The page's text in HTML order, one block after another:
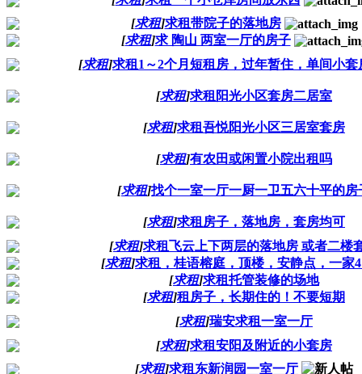
[求租]求租带院子的落地房
[求租]求 陶山 两室一厅的房子
[求租]求租1～2个月短租房，过年暂住，单间小套
[求租]求租阳光小区套房二居室
[求租]求租吾悦阳光小区三居室套房
[求租]有农田或闲置小院出租吗
[求租]找个一室一厅一厨一卫五六十平的房
[求租]求租房子，落地房，套房均可
[求租]求租飞云上下两层的落地房 或者二楼
[求租]求租，桂语榕庭，顶楼，安静点，一家
[求租]求租托管装修的场地
[求租]租房子，长期住的！不要短期
[求租]瑞安求租一室一厅
[求租]求租安阳及附近的小套房
[求租]求租东新润园一室一厅